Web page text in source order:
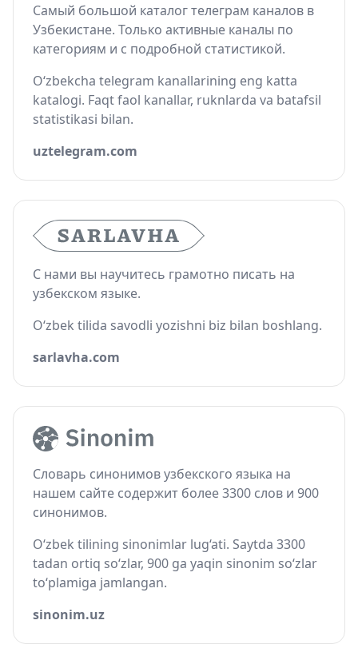
Самый большой каталог телеграм каналов в
Узбекистане. Только активные каналы по
категориям и с подробной статистикой.
O‘zbekcha telegram kanallarining eng katta
katalogi. Faqt faol kanallar, ruknlarda va batafsil
statistikasi bilan.
uztelegram.com
С нами вы научитесь грамотно писать на
узбекском языке.
O‘zbek tilida savodli yozishni biz bilan boshlang.
sarlavha.com
Словарь синонимов узбекского языка на
нашем сайте содержит более 3300 слов и 900
синонимов.
O‘zbek tilining sinonimlar lug‘ati. Saytda 3300
tadan ortiq so‘zlar, 900 ga yaqin sinonim so‘zlar
to‘plamiga jamlangan.
sinonim.uz